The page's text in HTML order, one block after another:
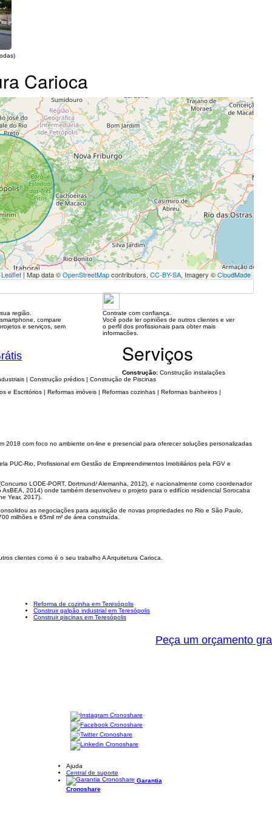
Carioca
Leaflet | Map data ©OpenStreetMapcontributors, CC-BY-SA, Imagery ©CloudMade
região.
compare
e serviços, sem
Contrate com confiança.
Você pode ler opiniões de outros clientes e ver
o perfil dos profissionais para obter mais
informacões.
Serviços
Construção: Construção instalações
| Construção prédios | Construção de Piscinas
e Escritórios | Reformas imóveis | Reformas cozinhas | Reformas banheiros |
2018 com foco no ambiente on-line e presencial para oferecer soluções personalizadas
PUC-Rio, Profissional em Gestão de Empreendimentos Imobiliários pela FGV e
LODE-PORT, Dortmund/ Alemanha, 2012), e nacionalmente como coordenador
2014) onde também desenvolveu o projeto para o edifício residencial Sorocaba
Year, 2017).
as negociações para aquisição de novas propriedades no Rio e São Paulo,
milhões e 65mil m² de área construída.
clientes como é o seu trabalho A Arquitetura Carioca.
Reforma de cozinha em Teresópolis
Construir galpão industrial em Teresópolis
Construir piscinas em Teresópolis
Peça um orçamento
Ajuda
Central de suporte
Garantia
Cronoshare